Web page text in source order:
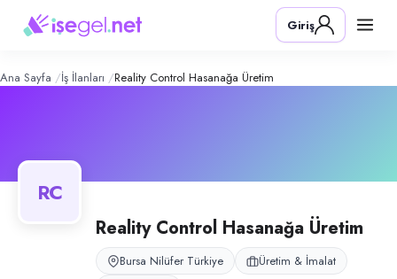
Control Hasanağa Üretim –
Konum:
Reality Control, Bursa Hasanağa bölgesindeki fabrika için bay üretim
Giriş
Ana Sayfa İş İlanları Reality Control Hasanağa Üretim
RC
Reality Control Hasanağa Üretim
Bursa Nilüfer Türkiye
Üretim & İmalat